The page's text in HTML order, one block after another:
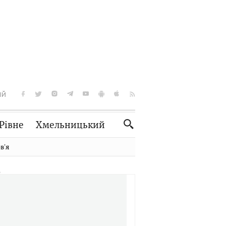
Хмельницький
Словко